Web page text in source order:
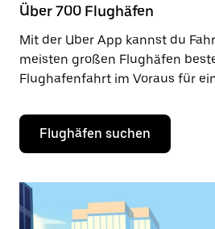
Über 700 Flughäfen
Mit der Uber App kannst du
meisten großen Flughäfen
Flughafenfahrt im Voraus für
Flughäfen suchen